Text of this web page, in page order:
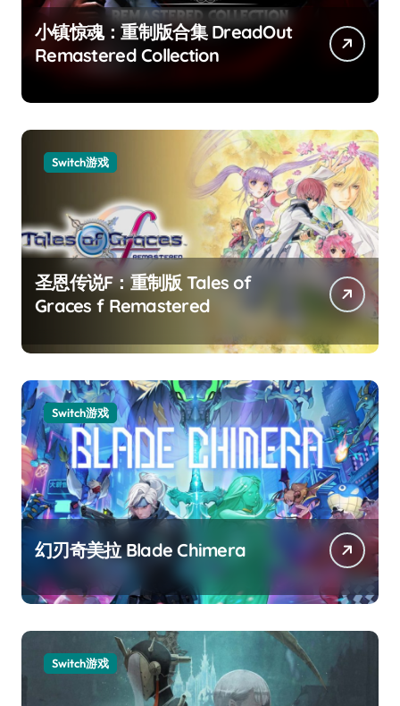
小镇惊魂：重制版合集 DreadOut
Remastered Collection
Switch游戏
圣恩传说F：重制版 Tales of
Graces f Remastered
Switch游戏
幻刃奇美拉 Blade Chimera
Switch游戏